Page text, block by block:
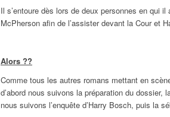
Il s’entoure dès lors de deux personnes en qui
McPherson afin de l’assister devant la Cour et
Alors ??
Comme tous les autres romans mettant en
d’abord nous suivons la préparation du
nous suivons l’enquête d’Harry Bosch, puis la